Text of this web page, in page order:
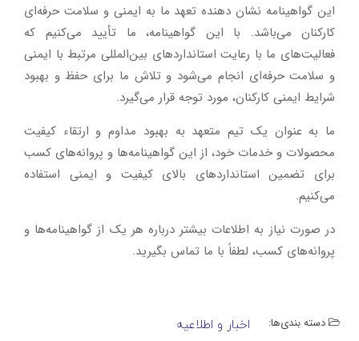
این گواهینامه نشان دهنده تعهد ما به ایمنی و سلامت حرفه‌ای
کارکنان می‌باشد. با این گواهینامه، ما تأیید می‌کنیم که
فعالیت‌های ما با رعایت استانداردهای بین‌المللی مرتبط با ایمنی
و سلامت حرفه‌ای انجام می‌شود و تلاش ما برای حفظ و بهبود
شرایط ایمنی کارکنان، مورد توجه قرار می‌گیرد.
ما به عنوان یک تیم متعهد به بهبود مداوم و ارتقاء کیفیت
محصولات و خدمات خود، از این گواهینامه‌ها و پروانه‌های کسب
برای تضمین استانداردهای بالای کیفیت و ایمنی استفاده
می‌کنیم.
در صورت نیاز به اطلاعات بیشتر درباره هر یک از گواهینامه‌ها و
پروانه‌های کسب، لطفاً با ما تماس بگیرید.
دسته بندی‌ها: اخبار و اطلاعیه